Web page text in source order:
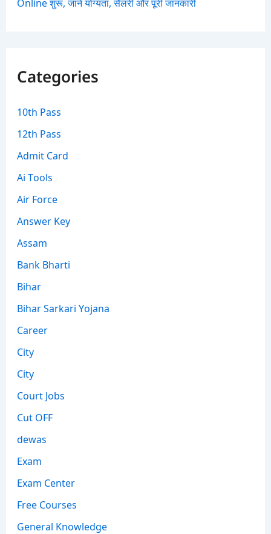
Categories
10th Pass
12th Pass
Admit Card
Ai Tools
Air Force
Answer Key
Assam
Bank Bharti
Bihar
Bihar Sarkari Yojana
Career
City
City
Court Jobs
Cut OFF
dewas
Exam
Exam Center
Free Courses
General Knowledge